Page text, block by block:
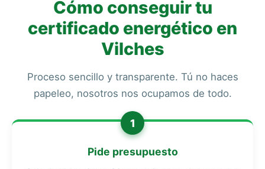
Cómo conseguir tu
certificado energético en
Vilches
Proceso sencillo y transparente. Tú no haces
papeleo, nosotros nos ocupamos de todo.
1
Pide presupuesto